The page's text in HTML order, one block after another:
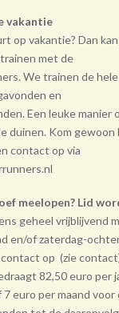
vakantie
op vakantie? Dan
met de
We trainen de
en
Een leuke manier
duinen. Kom gewoon
contact op via
meelopen? Lid
geheel vrij­blijvend
en/of zaterdag-
op (zie
82,50 euro per
euro per maand voor